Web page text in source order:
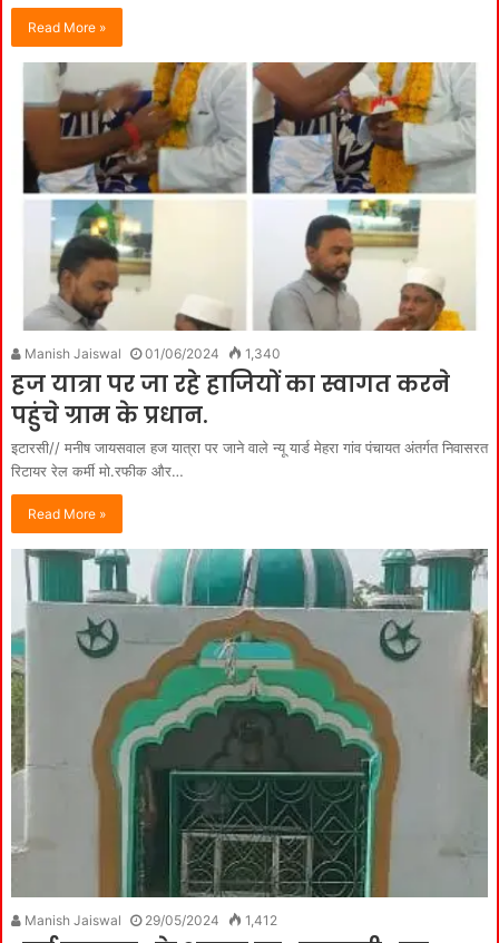
Read More »
Manish Jaiswal 01/06/2024 1,340
हज यात्रा पर जा रहे हाजियों का स्वागत करने
पहुंचे ग्राम के प्रधान.
इटारसी// मनीष जायसवाल हज यात्रा पर जाने वाले न्यू यार्ड मेहरा गांव पंचायत अंतर्गत निवासरत
रिटायर रेल कर्मी मो.रफीक और…
Read More »
Manish Jaiswal 29/05/2024 1,412